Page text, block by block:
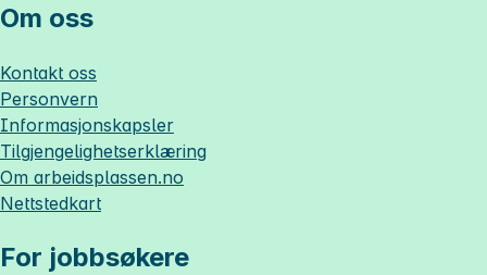
Om oss
Kontakt oss
Personvern
Informasjonskapsler
Tilgjengelighetserklæring
Om arbeidsplassen.no
Nettstedkart
For jobbsøkere